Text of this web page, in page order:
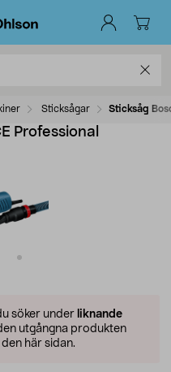
Sticksågar Sticksåg
Professional
söker under liknande
utgångna produkten
här sidan.